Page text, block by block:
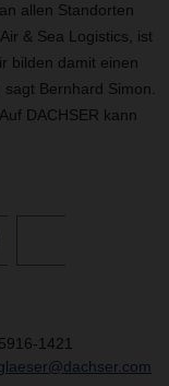
allen Standorten
& Sea Logistics, ist
bilden damit einen
Bernhard Simon.
DACHSER kann
1421